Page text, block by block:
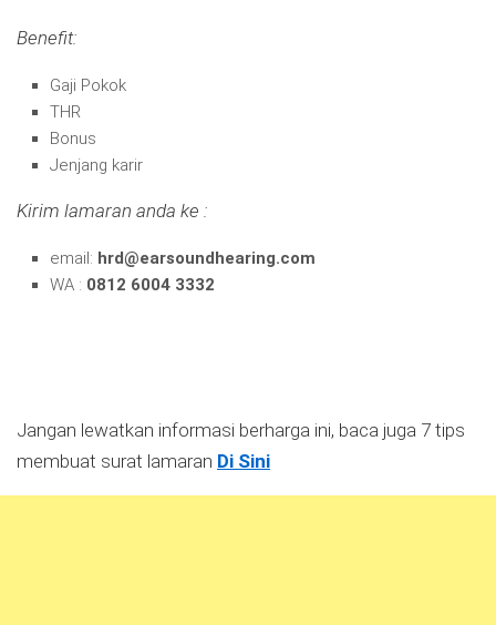
Benefit:
Gaji Pokok
THR
Bonus
Jenjang karir
Kirim lamaran anda ke :
email: hrd@earsoundhearing.com
WA : 0812 6004 3332
Jangan lewatkan informasi berharga ini, baca juga 7 tips
membuat surat lamaran Di Sini